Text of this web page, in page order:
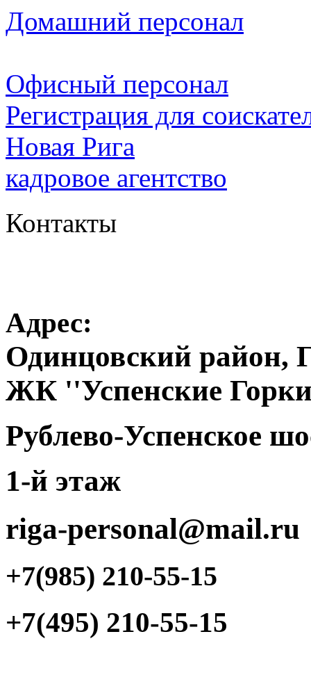
Домашний персонал
Офисный персонал
Регистрация для
Новая Рига
кадровое агентство
Контакты
Адрес:
Одинцовский район,
ЖК ''Успенские
Рублево-Успенское
1-й этаж
riga-personal@mail.ru
+7(985) 210-55-15
+7(495) 210-55-15